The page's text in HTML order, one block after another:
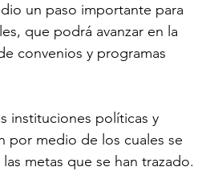
un paso importante para
que podrá avanzar en la
convenios y programas
instituciones políticas y
por medio de los cuales se
metas que se han trazado.